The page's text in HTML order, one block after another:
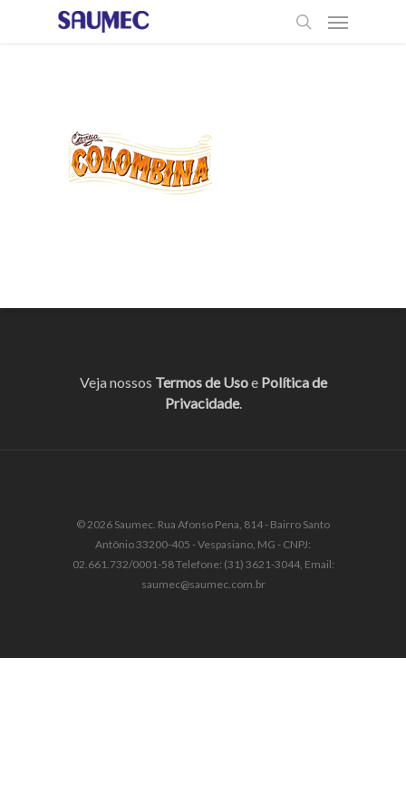
Veja nossos Termos de Usoe Política de
Privacidade.
© 2026 Saumec. Rua Afonso Pena, 814 - Bairro Santo
Antônio 33200-405 - Vespasiano, MG - CNPJ:
02.661.732/0001-58 Telefone: (31) 3621-3044, Email:
saumec@saumec.com.br